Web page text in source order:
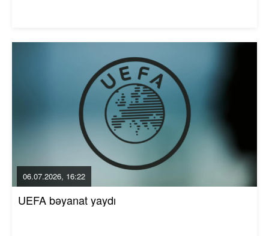
06.07.2026, 16:22
UEFA bəyanat yaydı